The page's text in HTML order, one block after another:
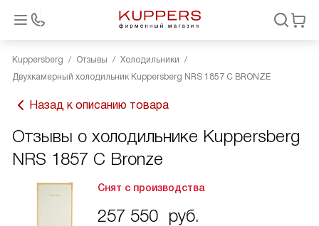
Kuppersberg Отзывы
Холодильники
Двухкамерный холодильник Kuppersberg NRS 1857 С BRONZE
Назад к описанию товара
Отзывы о холодильнике Kuppersberg
NRS 1857 C Bronze
Снят с производства
257 550 руб.